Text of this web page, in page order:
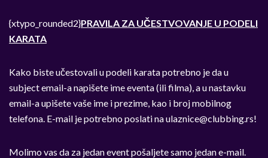
{xtypo_rounded2}PRAVILA ZA UČESTVOVANJE U PODELI
KARATA
Kako biste učestovali u podeli karata potrebno je da u
subject email-a napišete ime eventa (ili filma), a u nastavku
email-a upišete vaše ime i prezime, kao i broj mobilnog
telefona. E-mail je potrebno poslati naulaznice@clubbing.rs!
Molimo vas da za jedan event pošaljete samo jedan e-mail.